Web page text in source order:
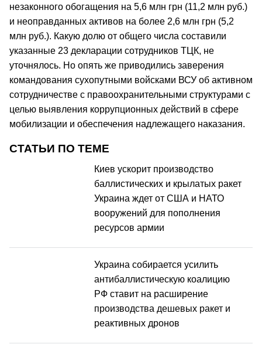
незаконного обогащения на 5,6 млн грн (11,2 млн руб.)
и неоправданных активов на более 2,6 млн грн (5,2
млн руб.). Какую долю от общего числа составили
указанные 23 декларации сотрудников ТЦК, не
уточнялось. Но опять же приводились заверения
командования сухопутными войсками ВСУ об активном
сотрудничестве с правоохранительными структурами с
целью выявления коррупционных действий в сфере
мобилизации и обеспечения надлежащего наказания.
СТАТЬИ ПО ТЕМЕ
Киев ускорит производство
баллистических и крылатых ракет
Украина ждет от США и НАТО
вооружений для пополнения
ресурсов армии
Украина собирается усилить
антибаллистическую коалицию
РФ ставит на расширение
производства дешевых ракет и
реактивных дронов